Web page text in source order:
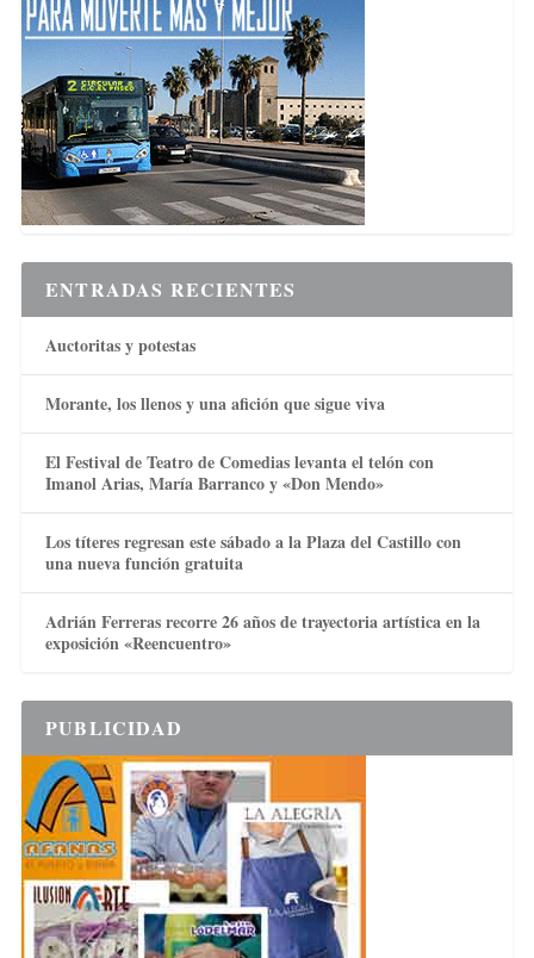
ENTRADAS RECIENTES
Auctoritas y potestas
Morante, los llenos y una afición que sigue viva
El Festival de Teatro de Comedias levanta el telón con
Imanol Arias, María Barranco y «Don Mendo»
Los títeres regresan este sábado a la Plaza del Castillo con
una nueva función gratuita
Adrián Ferreras recorre 26 años de trayectoria artística en la
exposición «Reencuentro»
PUBLICIDAD